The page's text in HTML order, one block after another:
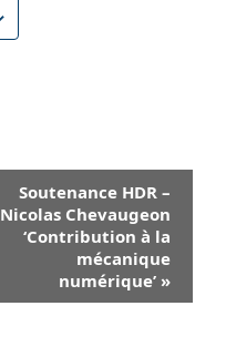
Soutenance HDR –
Nicolas Chevaugeon
‘Contribution à la
mécanique
numérique’ »